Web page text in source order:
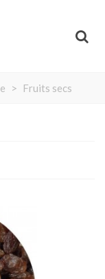
> Fruits secs